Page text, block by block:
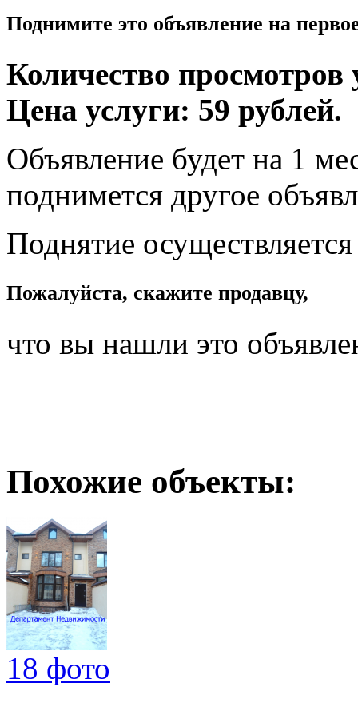
Поднимите это объявление на
Количество просмотров
Цена услуги: 59 рублей.
Объявление будет на 1
поднимется другое
Поднятие
Пожалуйста, скажите продавцу,
что вы нашли это
Похожие объекты:
18 фото